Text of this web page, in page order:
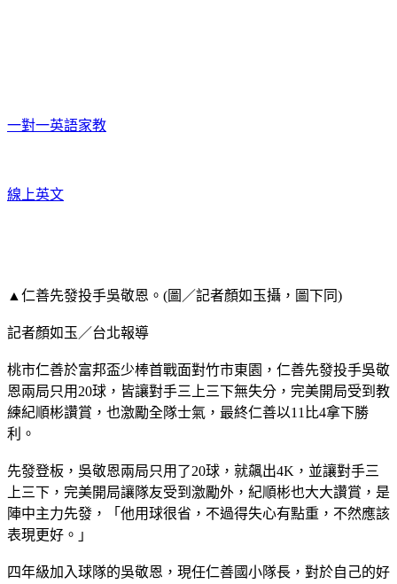
一對一英語家教
線上英文
▲仁善先發投手吳敬恩。(圖／記者顏如玉攝，圖下同)
記者顏如玉／台北報導
桃市仁善於富邦盃少棒首戰面對竹市東園，仁善先發投手吳敬
恩兩局只用20球，皆讓對手三上三下無失分，完美開局受到教
練紀順彬讚賞，也激勵全隊士氣，最終仁善以11比4拿下勝
利。
先發登板，吳敬恩兩局只用了20球，就飆出4K，並讓對手三
上三下，完美開局讓隊友受到激勵外，紀順彬也大大讚賞，是
陣中主力先發，「他用球很省，不過得失心有點重，不然應該
表現更好。」
四年級加入球隊的吳敬恩，現任仁善國小隊長，對於自己的好